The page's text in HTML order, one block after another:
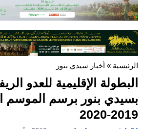
الرئيسية » أخبار سيدي بنور
البطولة الإقليمية للعدو
بسيدي بنور برسم الموسم
2019-2020